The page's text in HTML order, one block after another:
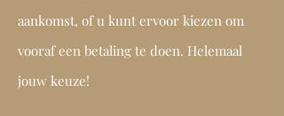
aankomst, of u kunt ervoor kiezen om
vooraf een betaling te doen. Helemaal
jouw keuze!